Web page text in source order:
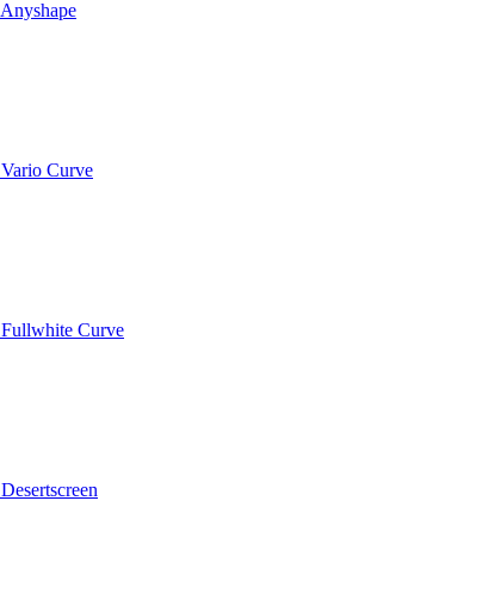
Anyshape
Vario Curve
Fullwhite Curve
Desertscreen